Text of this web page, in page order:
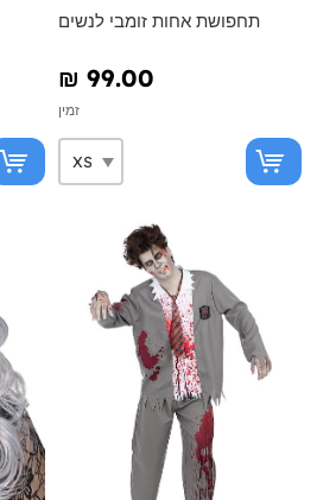
תחפושת אחות זומבי לנשים
₪‎ 99.00
זמין